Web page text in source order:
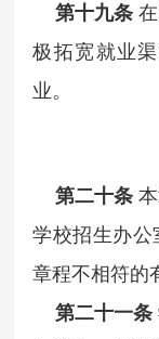
第十九条
极拓宽就业
业。
第二十条
学校招生办公
章程不相符的
第二十一条